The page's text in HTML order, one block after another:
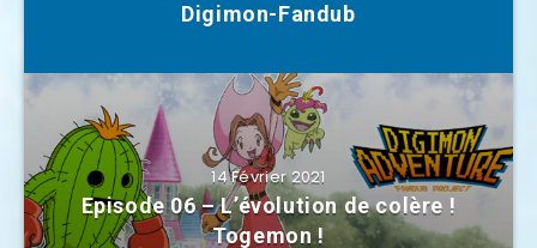
Digimon-Fandub
14 Février 2021
Episode 06 – L’évolution de colère !
Togemon !